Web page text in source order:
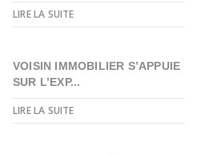
LIRE LA SUITE
VOISIN IMMOBILIER S’APPUIE
SUR L’EXP...
LIRE LA SUITE